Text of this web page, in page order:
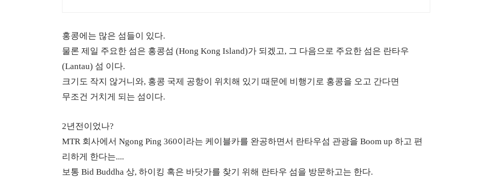
홍콩에는 많은 섬들이 있다.
물론 제일 주요한 섬은 홍콩섬 (Hong Kong Island)가 되겠고, 그 다음으로 주요한 섬은 란타우
(Lantau) 섬 이다.
크기도 작지 않거니와, 홍콩 국제 공항이 위치해 있기 때문에 비행기로 홍콩을 오고 간다면
무조건 거치게 되는 섬이다.
2년전이었나?
MTR 회사에서 Ngong Ping 360이라는 케이블카를 완공하면서 란타우섬 관광을 Boom up 하고 편
리하게 한다는....
보통 Bid Buddha 상, 하이킹 혹은 바닷가를 찾기 위해 란타우 섬을 방문하고는 한다.